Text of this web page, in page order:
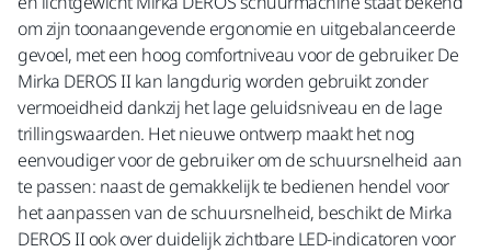
om zijn toonaangevende ergonomie en uitgebalanceerde
gevoel, met een hoog comfortniveau voor de gebruiker. De
Mirka DEROS II kan langdurig worden gebruikt zonder
vermoeidheid dankzij het lage geluidsniveau en de lage
trillingswaarden. Het nieuwe ontwerp maakt het nog
eenvoudiger voor de gebruiker om de schuursnelheid aan
te passen: naast de gemakkelijk te bedienen hendel voor
het aanpassen van de schuursnelheid, beschikt de Mirka
DEROS II ook over duidelijk zichtbare LED-indicatoren voor